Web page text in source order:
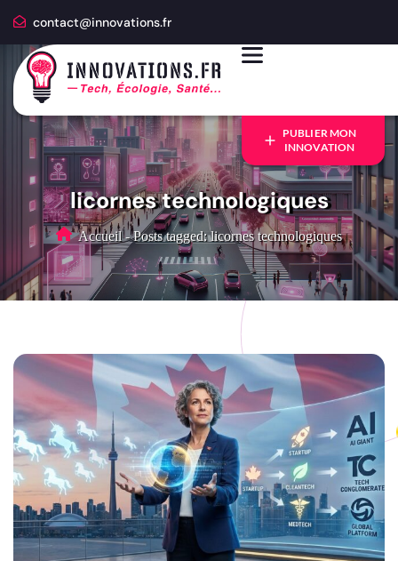
contact@innovations.fr
PUBLIER MON
INNOVATION
licornes technologiques
Accueil - Posts tagged: licornes technologiques